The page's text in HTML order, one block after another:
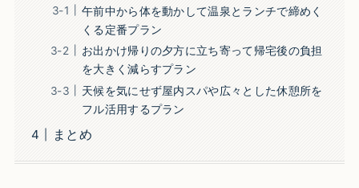
午前中から体を動かして温泉とランチで締めく
くる定番プラン
お出かけ帰りの夕方に立ち寄って帰宅後の負担
を大きく減らすプラン
天候を気にせず屋内スパや広々とした休憩所を
フル活用するプラン
まとめ